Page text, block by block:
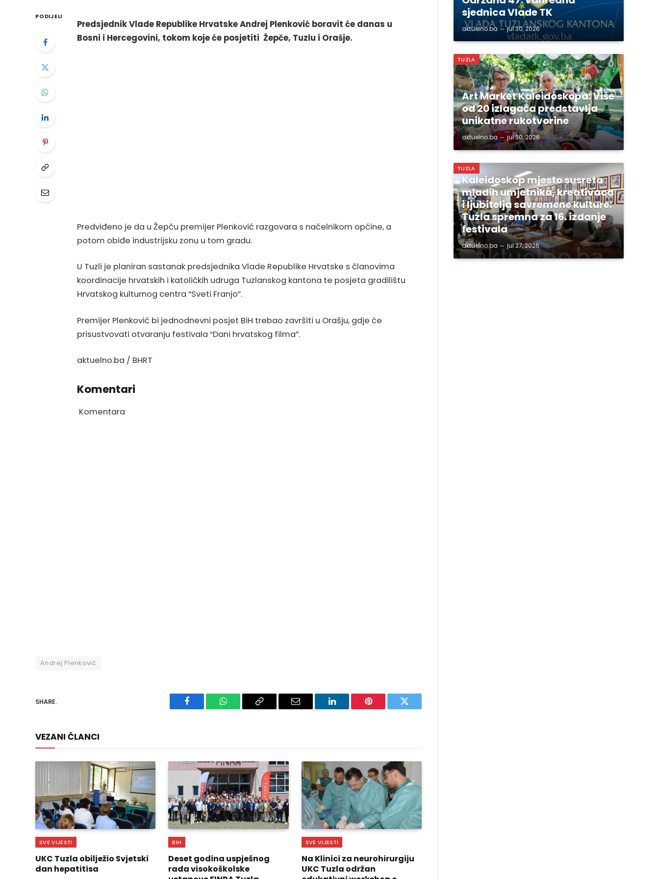
PODIJELI
Predsjednik Vlade Republike Hrvatske Andrej Plenković boravit će danas u
Bosni i Hercegovini, tokom koje će posjetiti Žepče, Tuzlu i Orašje.
Predviđeno je da u Žepču premijer Plenković razgovara s načelnikom općine, a
potom obiđe industrijsku zonu u tom gradu.
U Tuzli je planiran sastanak predsjednika Vlade Republike Hrvatske s članovima
koordinacije hrvatskih i katoličkih udruga Tuzlanskog kantona te posjeta gradilištu
Hrvatskog kulturnog centra “Sveti Franjo”.
Premijer Plenković bi jednodnevni posjet BiH trebao završiti u Orašju, gdje će
prisustvovati otvaranju festivala “Dani hrvatskog filma”.
aktuelno.ba / BHRT
Komentari
Komentara
Andrej Plenković
SHARE.
Facebook WhatsAppCopy
Email LinkedIn Pinterest Twitter
VEZANI ČLANCI
SVE VIJESTI
UKC Tuzla obilježio Svjetski
dan hepatitisa
BIH
Deset godina uspješnog
rada visokoškolske
SVE VIJESTI
Na Klinici za neurohirurgiju
UKC Tuzla održan
sjednica Vlade TK
aktuelno.ba jul 30, 2026
TUZLA
Art Market Kaleidoskopa: Više
od 20 izlagača predstavlja
unikatne rukotvorine
aktuelno.ba jul 30, 2026
TUZLA
Kaleidoskop mjesto susreta
mladih umjetnika, kreativaca
i ljubitelja savremene kulture:
Tuzla spremna za 16. izdanje
festivala
aktuelno.ba jul 27, 2026